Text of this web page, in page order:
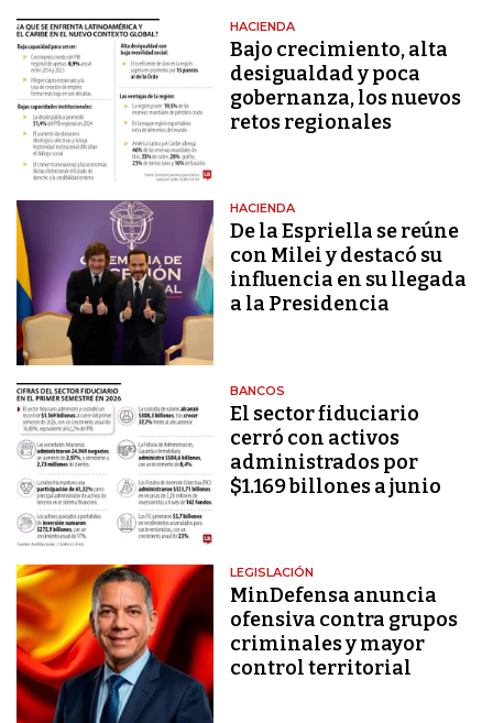
HACIENDA
Bajo crecimiento, alta
desigualdad y poca
gobernanza, los nuevos
retos regionales
HACIENDA
De la Espriella se reúne
con Milei y destacó su
influencia en su llegada
a la Presidencia
BANCOS
El sector fiduciario
cerró con activos
administrados por
$1.169 billones a junio
LEGISLACIÓN
MinDefensa anuncia
ofensiva contra grupos
criminales y mayor
control territorial